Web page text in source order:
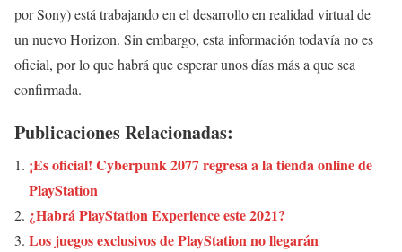
por Sony) está trabajando en el desarrollo en realidad virtual de
un nuevo Horizon. Sin embargo, esta información todavía no es
oficial, por lo que habrá que esperar unos días más a que sea
confirmada.
Publicaciones Relacionadas:
¡Es oficial! Cyberpunk 2077 regresa a la tienda online de
PlayStation
¿Habrá PlayStation Experience este 2021?
Los juegos exclusivos de PlayStation no llegarán